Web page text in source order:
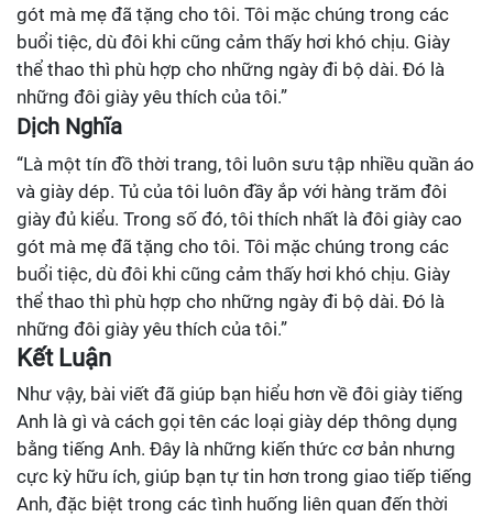
gót mà mẹ đã tặng cho tôi. Tôi mặc chúng trong các
buổi tiệc, dù đôi khi cũng cảm thấy hơi khó chịu. Giày
thể thao thì phù hợp cho những ngày đi bộ dài. Đó là
những đôi giày yêu thích của tôi.”
Dịch Nghĩa
“Là một tín đồ thời trang, tôi luôn sưu tập nhiều quần áo
và giày dép. Tủ của tôi luôn đầy ắp với hàng trăm đôi
giày đủ kiểu. Trong số đó, tôi thích nhất là đôi giày cao
gót mà mẹ đã tặng cho tôi. Tôi mặc chúng trong các
buổi tiệc, dù đôi khi cũng cảm thấy hơi khó chịu. Giày
thể thao thì phù hợp cho những ngày đi bộ dài. Đó là
những đôi giày yêu thích của tôi.”
Kết Luận
Như vậy, bài viết đã giúp bạn hiểu hơn về đôi giày tiếng
Anh là gì và cách gọi tên các loại giày dép thông dụng
bằng tiếng Anh. Đây là những kiến thức cơ bản nhưng
cực kỳ hữu ích, giúp bạn tự tin hơn trong giao tiếp tiếng
Anh, đặc biệt trong các tình huống liên quan đến thời